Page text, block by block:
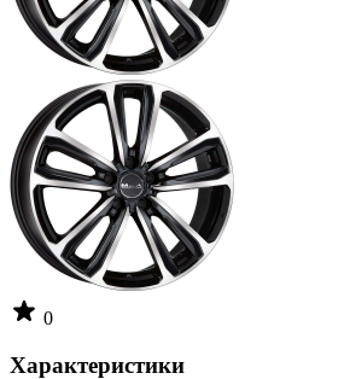
0
Характеристики